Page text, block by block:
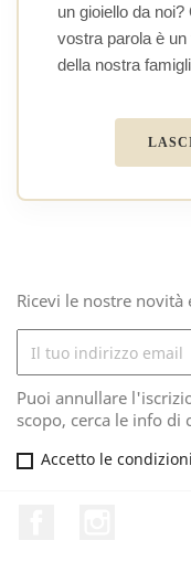
un gioiello da
vostra parola è
della nostra
Ricevi le nostre novità
Puoi annullare
scopo, cerca le info di
Accetto le